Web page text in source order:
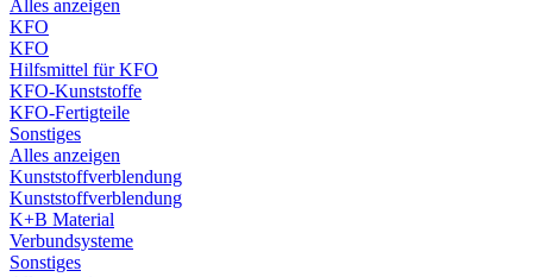
Alles anzeigen
KFO
KFO
Hilfsmittel für KFO
KFO-Kunststoffe
KFO-Fertigteile
Sonstiges
Alles anzeigen
Kunststoffverblendung
Kunststoffverblendung
K+B Material
Verbundsysteme
Sonstiges